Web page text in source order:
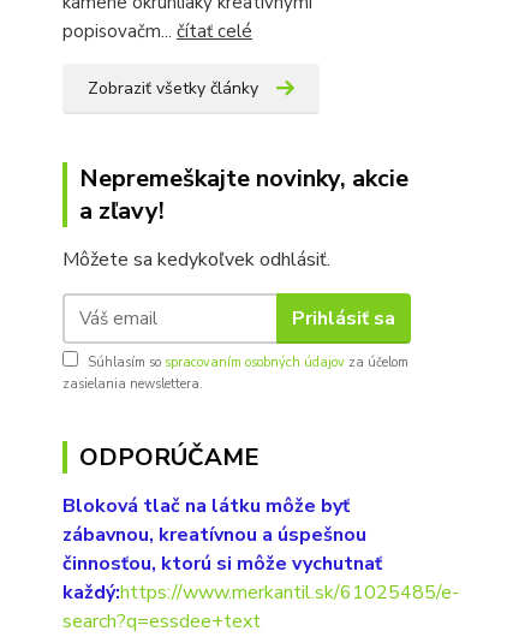
popisovačm... čítať celé
Zobraziť všetky články
Nepremeškajte novinky, akcie
a zľavy!
Môžete sa kedykoľvek odhlásiť.
Prihlásiť sa
Súhlasím so spracovaním osobných údajov za účelom
zasielania newslettera.
ODPORÚČAME
Bloková tlač na látku môže byť
zábavnou, kreatívnou a úspešnou
činnosťou, ktorú si môže vychutnať
každý:https://www.merkantil.sk/61025485/e-
search?q=essdee+text